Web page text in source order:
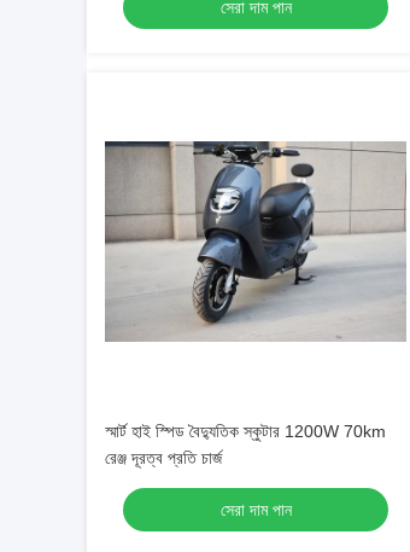
সেরা দাম পান
স্মার্ট হাই স্পিড বৈদ্যুতিক স্কুটার 1200W 70km
রেঞ্জ দূরত্ব প্রতি চার্জ
সেরা দাম পান